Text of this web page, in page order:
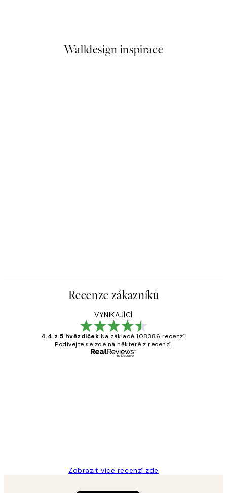
Walldesign inspirace
Recenze zákazníků
VYNIKAJÍCÍ
4.4 z 5 hvězdiček Na základě 108386 recenzí.
Podívejte se zde na některé z recenzí.
Zobrazit více recenzí zde